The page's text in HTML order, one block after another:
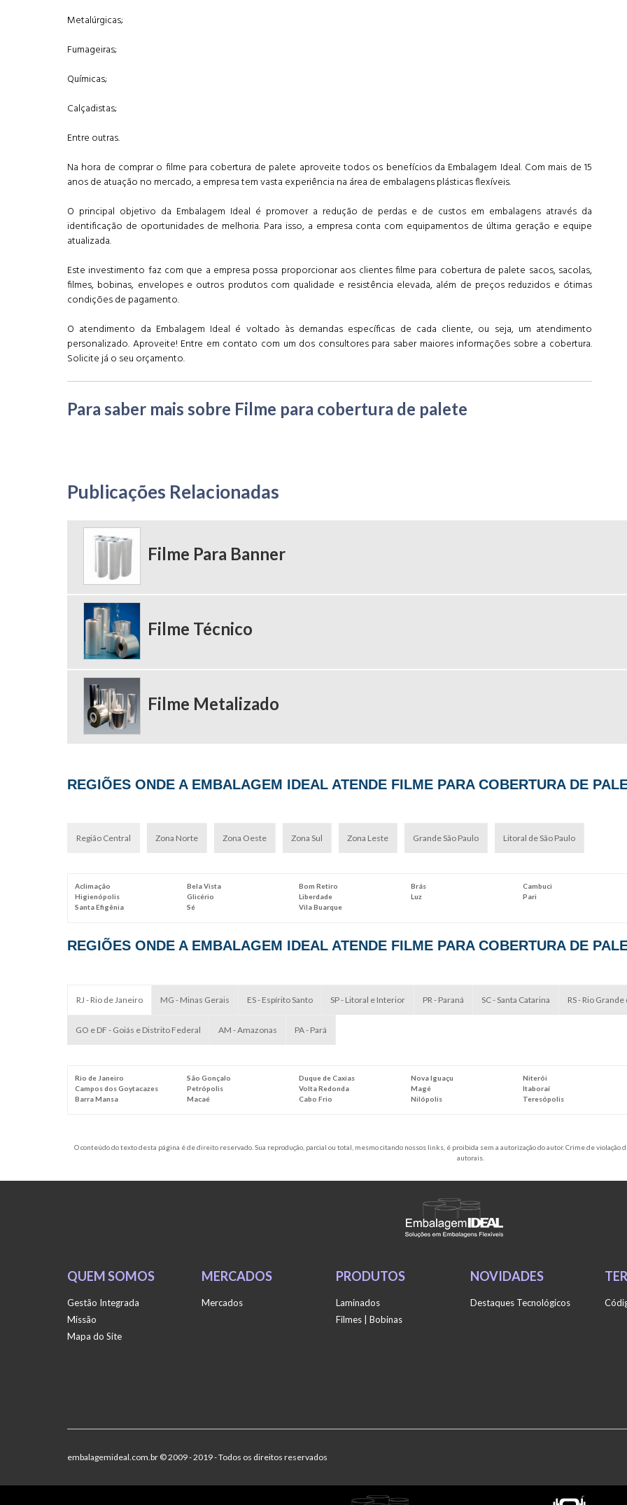
Metalúrgicas;
Fumageiras;
Químicas;
Calçadistas;
Entre outras.
Na hora de comprar o filme para cobertura de palete aproveite todos os benefícios da Embalagem Ideal. Com mais de 15
anos de atuação no mercado, a empresa tem vasta experiência na área de embalagens plásticas flexíveis.
O principal objetivo da Embalagem Ideal é promover a redução de perdas e de custos em embalagens através da
identificação de oportunidades de melhoria. Para isso, a empresa conta com equipamentos de última geração e equipe
atualizada.
Este investimento faz com que a empresa possa proporcionar aos clientes filme para cobertura de palete sacos, sacolas,
filmes, bobinas, envelopes e outros produtos com qualidade e resistência elevada, além de preços reduzidos e ótimas
condições de pagamento.
O atendimento da Embalagem Ideal é voltado às demandas específicas de cada cliente, ou seja, um atendimento
personalizado. Aproveite! Entre em contato com um dos consultores para saber maiores informações sobre a cobertura.
Solicite já o seu orçamento.
Para saber mais sobre Filme para cobertura de palete
Publicações Relacionadas
Filme Para Banner
Filme Técnico
Filme Metalizado
REGIÕES ONDE A EMBALAGEM IDEAL ATENDE FILME PARA COBERTURA DE
Região Central Zona Norte Zona Oeste Zona Sul Zona Leste Grande São Paulo Litoral de São Paulo
Aclimação Bela Vista Bom Retiro Brás Cambuci
Higienópolis
Glicério Liberdade Luz Pari
Santa Efigênia
Sé Vila Buarque
REGIÕES ONDE A EMBALAGEM IDEAL ATENDE FILME PARA COBERTURA DE
RJ - Rio de Janeiro MG - Minas Gerais ES - Espírito Santo SP - Litoral e Interior PR - Paraná SC - Santa Catarina RS - Rio Grande
GO e DF - Goiás e Distrito Federal AM - Amazonas PA - Pará
Rio de Janeiro São Gonçalo Duque de Caxias Nova Iguaçu Niterói
Campos dos Goytacazes
Petrópolis Volta Redonda Magé Itaboraí
Barra Mansa
Macaé Cabo Frio Nilópolis Teresópolis
O conteúdo do texto desta página é de direito reservado. Sua reprodução, parcial ou total, mesmo citando nossos links, é proibida sem a autorização do autor. Crime de violação
autorais.
QUEM SOMOS
Gestão Integrada
Missão
Mapa do Site
MERCADOS
Mercados
PRODUTOS
Laminados
Filmes | Bobinas
NOVIDADES
Destaques Tecnológicos
embalagemideal.com.br © 2009 - 2019 - Todos os direitos reservados